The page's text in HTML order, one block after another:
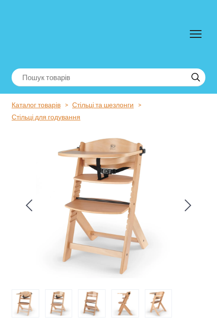
Каталог товарів
Стільці та шезлонги
Стільці для годування